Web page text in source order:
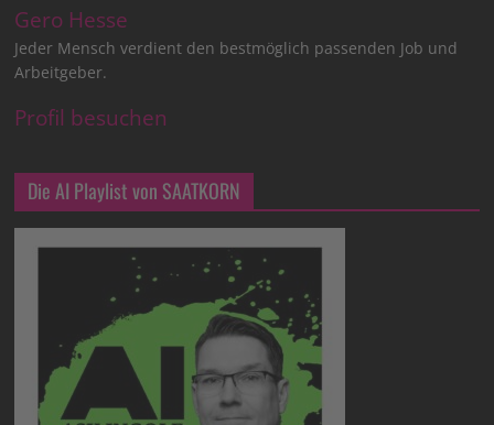
Gero Hesse
Jeder Mensch verdient den bestmöglich passenden Job und
Arbeitgeber.
Profil besuchen
Die AI Playlist von SAATKORN